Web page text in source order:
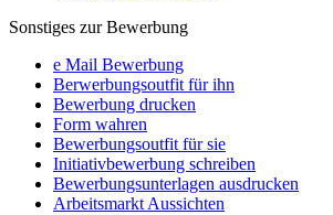
Sonstiges zur Bewerbung
e Mail Bewerbung
Berwerbungsoutfit für ihn
Bewerbung drucken
Form wahren
Bewerbungsoutfit für sie
Initiativbewerbung schreiben
Bewerbungsunterlagen ausdrucken
Arbeitsmarkt Aussichten